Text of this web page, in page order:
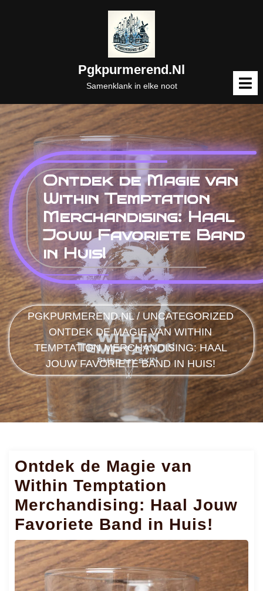
Pgkpurmerend.nl
Samenklank in elke noot
Ontdek de Magie van
Within Temptation
Merchandising: Haal
Jouw Favoriete Band
in Huis!
PGKPURMEREND.NL / UNCATEGORIZED
ONTDEK DE MAGIE VAN WITHIN
TEMPTATION MERCHANDISING: HAAL
JOUW FAVORIETE BAND IN HUIS!
Ontdek de Magie van
Within Temptation
Merchandising: Haal Jouw
Favoriete Band in Huis!